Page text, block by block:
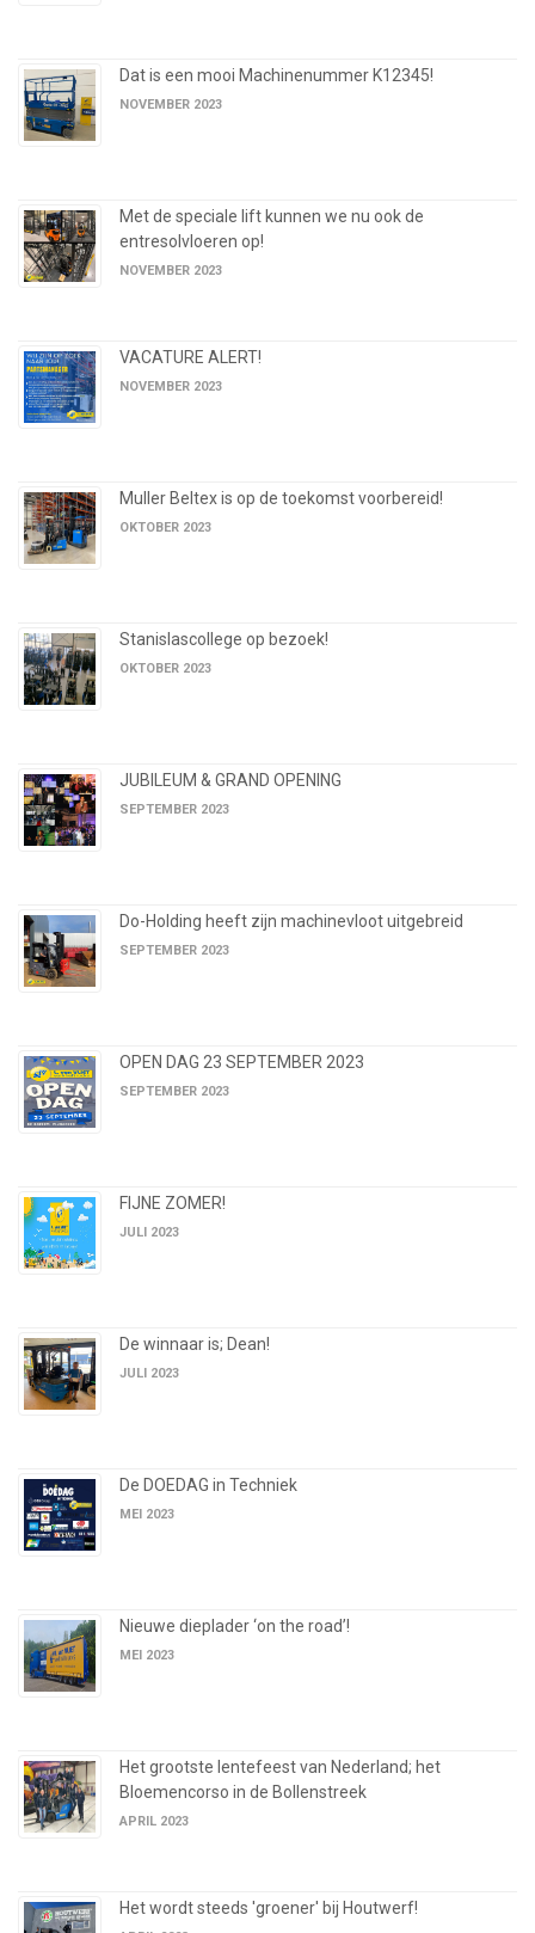
Dat is een mooi Machinenummer K12345!
NOVEMBER 2023
Met de speciale lift kunnen we nu ook de
entresolvloeren op!
NOVEMBER 2023
VACATURE ALERT!
NOVEMBER 2023
Muller Beltex is op de toekomst voorbereid!
OKTOBER 2023
Stanislascollege op bezoek!
OKTOBER 2023
JUBILEUM & GRAND OPENING
SEPTEMBER 2023
Do-Holding heeft zijn machinevloot uitgebreid
SEPTEMBER 2023
OPEN DAG 23 SEPTEMBER 2023
SEPTEMBER 2023
FIJNE ZOMER!
JULI 2023
De winnaar is; Dean!
JULI 2023
De DOEDAG in Techniek
MEI 2023
Nieuwe dieplader ‘on the road’!
MEI 2023
Het grootste lentefeest van Nederland; het
Bloemencorso in de Bollenstreek
APRIL 2023
Het wordt steeds 'groener' bij Houtwerf!